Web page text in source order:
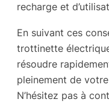
recharge et
En suivant ces
trottinette
résoudre
pleinement de
N’hésitez pas à